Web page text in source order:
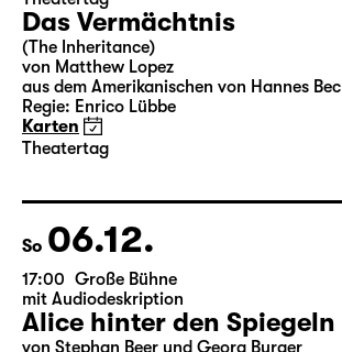
Sa 05.12.
15:00 Große Bühne
Theatertag
Das Vermächtnis
(The Inheritance)
von Matthew Lopez
Karten
Theatertag
So 06.12.